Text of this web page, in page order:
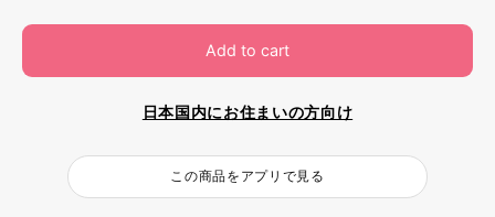
Add to cart
日本国内にお住まいの方向け
この商品をアプリで見る